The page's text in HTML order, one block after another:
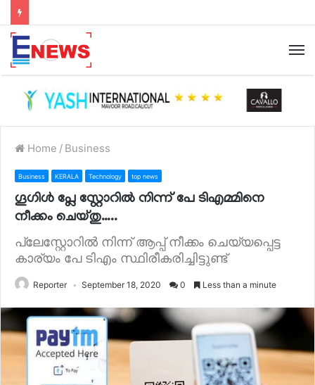
Home / Business
Business KERALA Technology top news
ഗൂഗിള്‍ പ്ലേ സ്റ്റോറില്‍ നിന്ന് പേ ടിഎമ്മിനെ
നീക്കം ചെയ്തു…..
പ്ലേസ്റ്റോറില്‍ നിന്ന് ആപ്പ് നീക്കം ചെയ്യപ്പെട്ട
കാര്യം പേ ടിഎം സ്ഥിരീകരിച്ചിട്ടുണ്ട്
Reporter September 18, 2020 0 Less than a minute